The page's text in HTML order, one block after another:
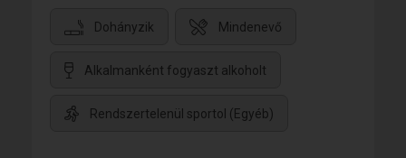
Dohányzik Mindenevő
Alkalmanként fogyaszt alkoholt
Rendszertelenül sportol (Egyéb)